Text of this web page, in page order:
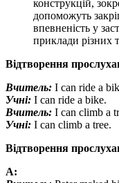
конструкцій,
допоможуть
впевненість у
приклади різних
Відтворення
Вчитель: I can ride a
Учні: I can ride a bike.
Вчитель: I can climb a
Учні: I can climb a tree.
Відтворення
А: